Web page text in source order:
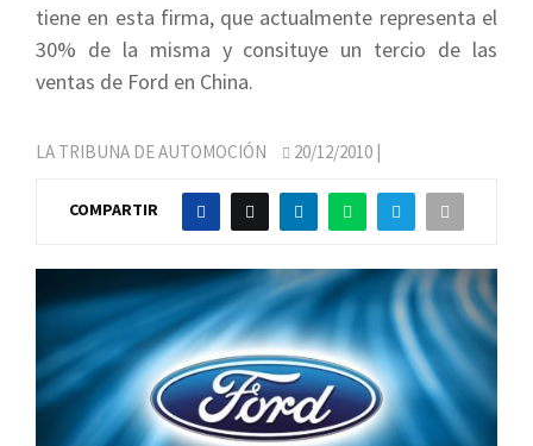
tiene en esta firma, que actualmente representa el
30% de la misma y consituye un tercio de las
ventas de Ford en China.
LA TRIBUNA DE AUTOMOCIÓN 20/12/2010 |
COMPARTIR